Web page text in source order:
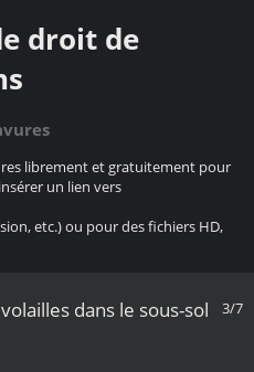
droit de
librement et gratuitement pour
un lien vers
etc.) ou pour des fichiers HD,
3/7
dans le sous-sol